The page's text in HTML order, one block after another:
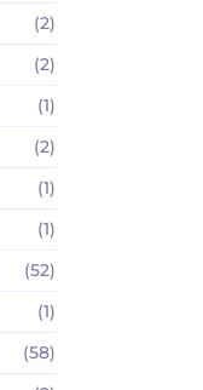
(2)
(2)
(1)
(2)
(1)
(1)
(52)
(1)
(58)